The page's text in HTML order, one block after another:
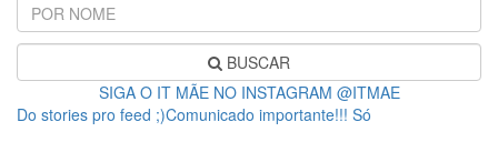
BUSCAR
SIGA O IT MÃE NO INSTAGRAM @ITMAE
Do stories pro feed ;)Comunicado importante!!! Só